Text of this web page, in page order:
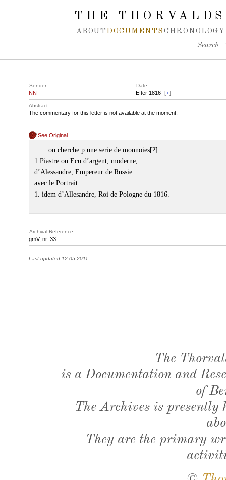
Spring navigation over
THE
ABOUT DOCUMENTS CHRONOLOGY
Search
Sender Date
NN Efter 1816 [+]
Abstract
The commentary for this letter is not available at the moment.
See Original
on cherche p une serie de monnoies[?]
1 Piastre ou Ecu d’argent, moderne,
d’Alessandre, Empereur de Russie
avec le Portrait.
1. idem d’Allesandre, Roi de Pologne du 1816.
Archival Reference
gmV, nr. 33
Last updated 12.05.2011
The
is a Documentation and
of
The Archives is presently
They are the primary